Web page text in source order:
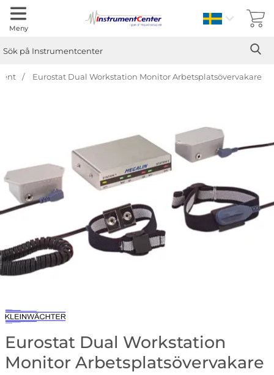
Meny Sverige
Eurostat Dual Workstation Monitor Arbetsplatsövervakare
Gå till varumärkessidan för Kleinwächter
Eurostat Dual Workstation
Monitor Arbetsplatsövervakare